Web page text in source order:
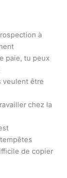
à
paie, tu peux
veulent être
chez la
de copier